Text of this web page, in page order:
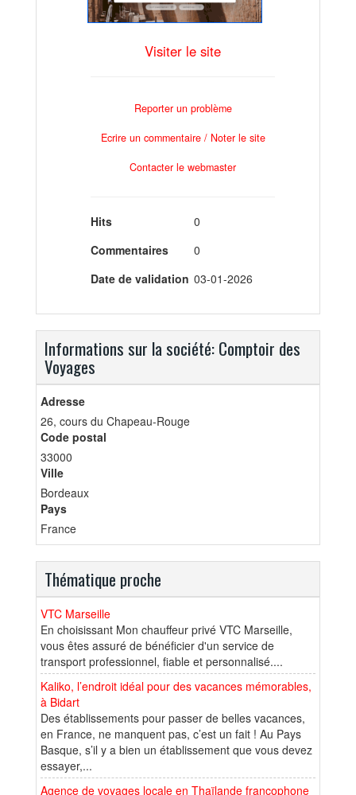
Visiter le site
Reporter un problème
Ecrire un commentaire / Noter le site
Contacter le webmaster
Hits
0
Commentaires
0
Date de validation 03-01-2026
Informations sur la société: Comptoir des
Voyages
Adresse
26, cours du Chapeau-Rouge
Code postal
33000
Ville
Bordeaux
Pays
France
Thématique proche
VTC Marseille
En choisissant Mon chauffeur privé VTC Marseille,
vous êtes assuré de bénéficier d'un service de
transport professionnel, fiable et personnalisé....
Kaliko, l’endroit idéal pour des vacances mémorables,
à Bidart
Des établissements pour passer de belles vacances,
en France, ne manquent pas, c’est un fait ! Au Pays
Basque, s’il y a bien un établissement que vous devez
essayer,...
Agence de voyages locale en Thaïlande francophone